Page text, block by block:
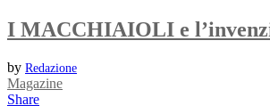
I MACCHIAIOLI e
by Redazione
Magazine
Share